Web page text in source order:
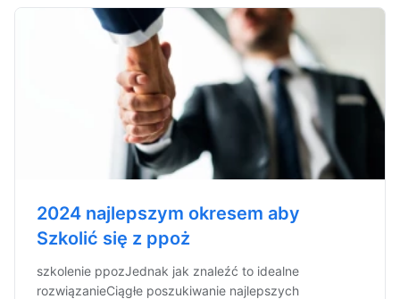
2024 najlepszym okresem aby
Szkolić się z ppoż
szkolenie ppozJednak jak znaleźć to idealne
rozwiązanieCiągłe poszukiwanie najlepszych